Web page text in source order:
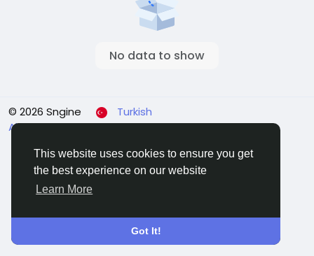
This website uses cookies to ensure you get
the best experience on our website
Learn More
Got It!
No data to show
© 2026 Sngine
Turkish
About Koşullar Gizlilik Contact Us Rehber